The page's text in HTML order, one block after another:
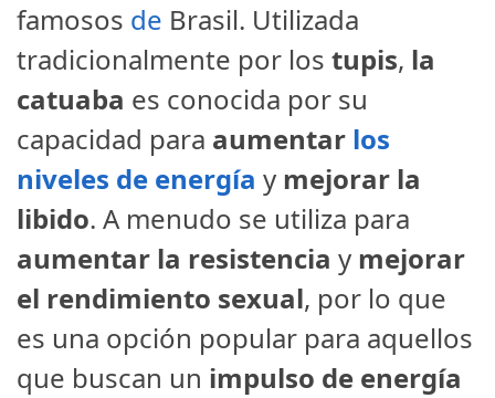
famosos de Brasil. Utilizada
tradicionalmente por los tupis, la
catuaba es conocida por su
capacidad para aumentar los
niveles de energía y mejorar la
libido. A menudo se utiliza para
aumentar la resistencia y mejorar
el rendimiento sexual, por lo que
es una opción popular para aquellos
que buscan un impulso de energía